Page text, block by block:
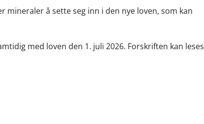
å sette seg inn i den nye loven, som kan
med loven den 1. juli 2026. Forskriften kan leses